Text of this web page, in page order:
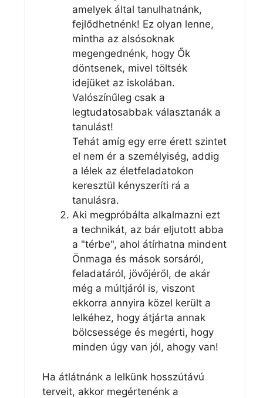
amelyek által tanulhatnánk,
fejlődhetnénk! Ez olyan lenne,
mintha az alsósoknak
megengednénk, hogy Ők
döntsenek, mivel töltsék
idejüket az iskolában.
Valószínűleg csak a
legtudatosabbak választanák a
tanulást!
Tehát amíg egy erre érett szintet
el nem ér a személyiség, addig
a lélek az életfeladatokon
keresztül kényszeríti rá a
tanulásra.
Aki megpróbálta alkalmazni ezt
a technikát, az bár eljutott abba
a "térbe", ahol átírhatna mindent
Önmaga és mások sorsáról,
feladatáról, jövőjéről, de akár
még a múltjáról is, viszont
ekkorra annyira közel került a
lelkéhez, hogy átjárta annak
bölcsessége és megérti, hogy
minden úgy van jól, ahogy van!
Ha átlátnánk a lelkünk hosszútávú
terveit, akkor megértenénk a